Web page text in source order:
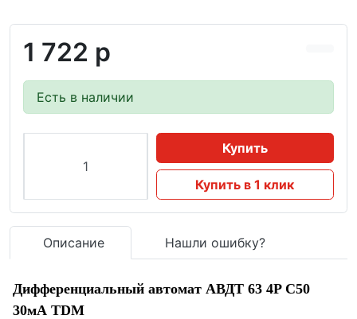
1 722 р
Есть в наличии
Купить
Купить в 1 клик
Описание Нашли ошибку?
Дифференциальный автомат АВДТ 63 4P C50
30мА TDM